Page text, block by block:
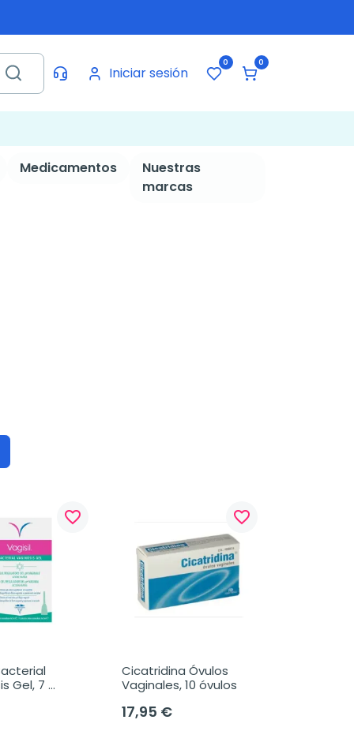
Iniciar sesión
0 0
Medicamentos
Nuestras
marcas
favorite_border
Gel, 7
favorite_border
Cicatridina Óvulos
Vaginales, 10 óvulos
17,95 €